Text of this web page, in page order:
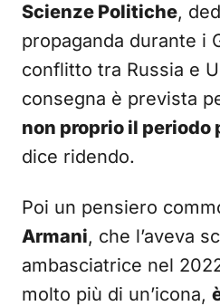
Scienze Politiche,
propaganda durante i
conflitto tra Russia e
consegna è prevista
non proprio il periodo
dice ridendo.
Poi un pensiero
Armani, che l’aveva
ambasciatrice nel
molto più di un’icona,